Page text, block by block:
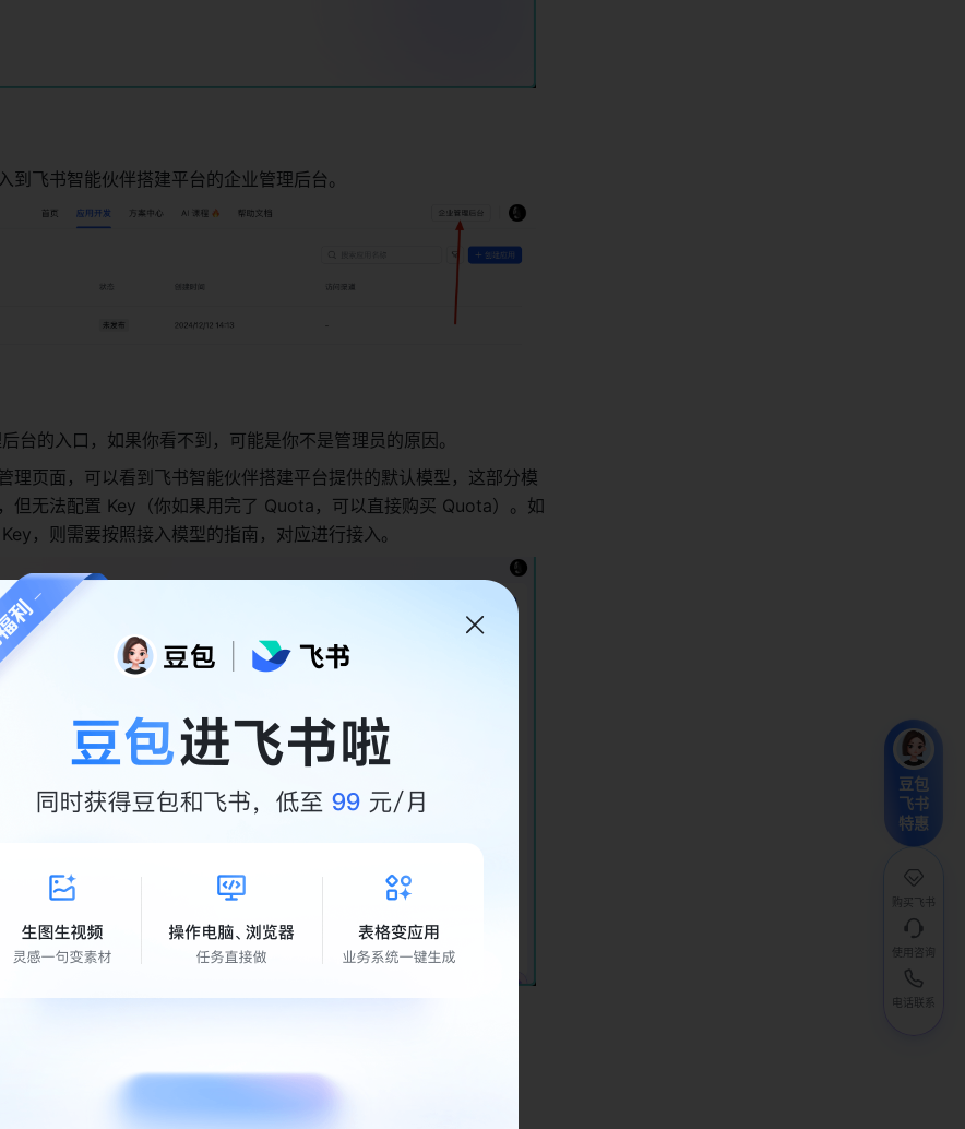
到飞书智能伙伴搭建平台的企业管理后台。
台的入口，如果你看不到，可能是你不是管理员的原因。
理页面，可以看到飞书智能伙伴搭建平台提供的默认模型，这部分模
但无法配置 Key（你如果用完了 Quota，可以直接购买 Quota）。如
，则需要按照接入模型的指南，对应进行接入。
型」，并在弹出的窗口中，选择模型供应商为「自定义模型」，
豆包
飞书
特惠
购买飞书
使用咨询
电话联系